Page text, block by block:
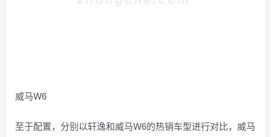
威马W6
至于配置，分别以轩逸和威马W6的热销车型进行对比，威马